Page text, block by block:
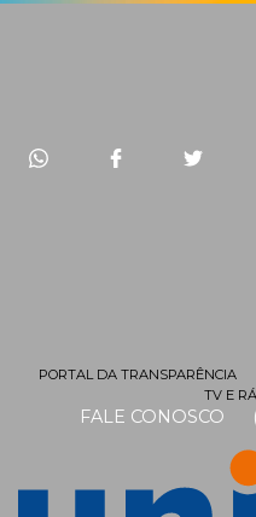
FALE CONOSCO
PORTAL DA TRANSPARÊNCIA
TV E